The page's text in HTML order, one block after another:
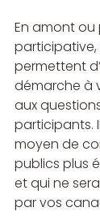
En amont
permettent
démarche à
aux
participants.
moyen de
publics plus
et qui ne
par vos